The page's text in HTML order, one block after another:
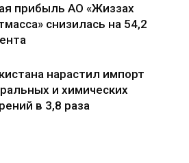
прибыль АО «Жиззах
снизилась на 54,2
нарастил импорт
и химических
в 3,8 раза